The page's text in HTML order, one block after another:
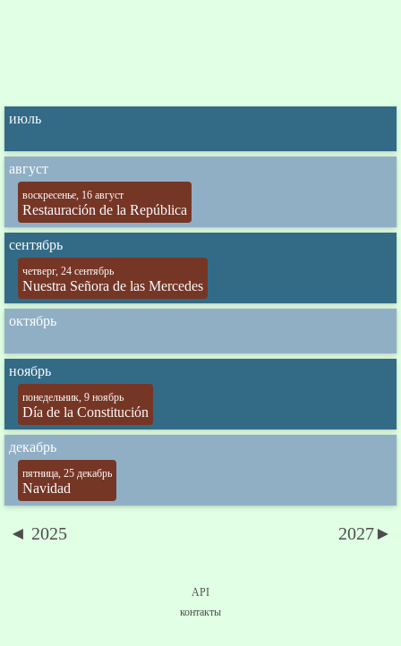
июль
август
воскресенье, 16 август
Restauración de la República
сентябрь
четверг, 24 сентябрь
Nuestra Señora de las Mercedes
октябрь
ноябрь
понедельник, 9 ноябрь
Día de la Constitución
декабрь
пятница, 25 декабрь
Navidad
◄ 2025 2027►
API
контакты